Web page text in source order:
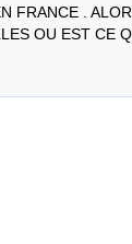
FRANCE .
OU EST CE